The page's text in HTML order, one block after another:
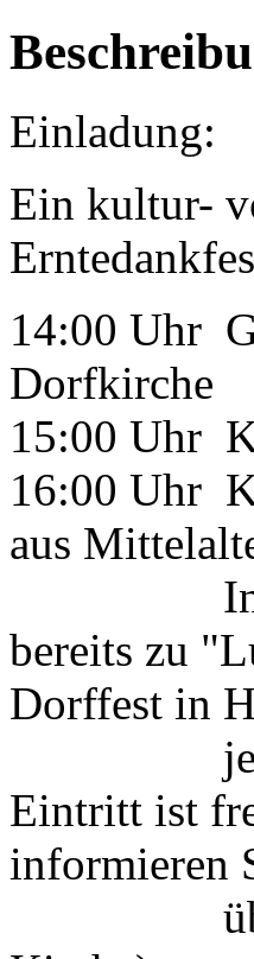
Einladung:
Ein kultur-
14:00 Uhr
Dorfkirche
15:00 Uhr
16:00 Uhr
aus
In
bereits zu
Dorffest in
jetzt
Eintritt ist
informieren
über die